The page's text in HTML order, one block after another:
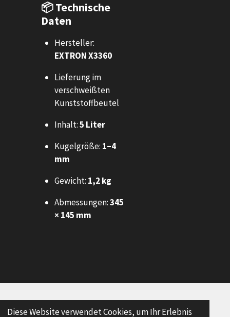
Diese Website verwendet Cookies, um Ihr Erlebnis
📦 Technische
Daten
Hersteller:
EXTRON X3360
Lieferung im
verschweißten
Kunststoffbeutel
Inhalt:5 Liter
Kugelgröße: 1–4
mm
Gewicht: 1,2 kg
Abmessungen:345
× 145 mm
© 2024 - 2026 Brandschutz Scheidegger Basel